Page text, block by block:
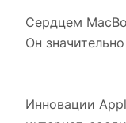
Сердцем
Он
Инновации